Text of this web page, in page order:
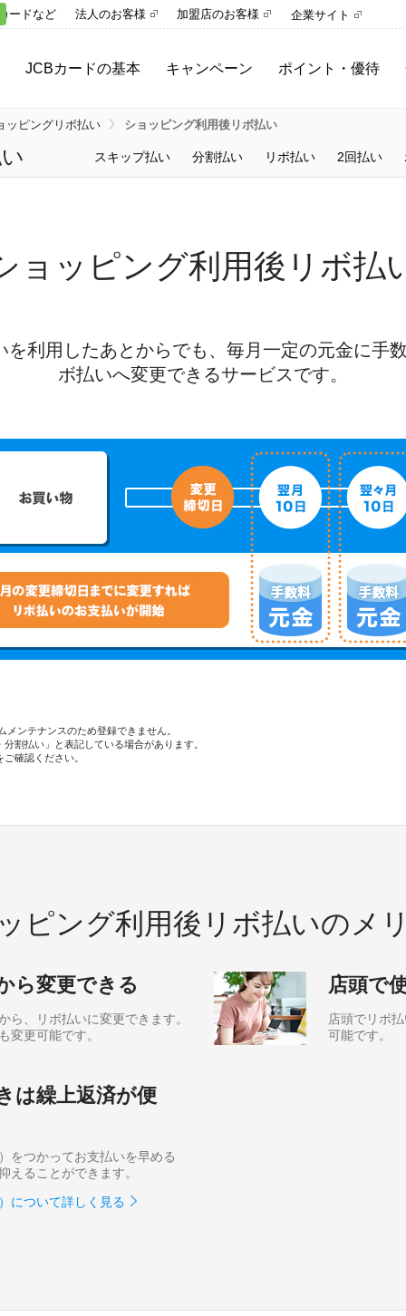
JCBカードの基本
ご利用ガイド
キャンペーン
キャンペーン一覧
ポイント・優待
優待サービス
ードなど 法人のお客様 加盟店のお客様 企業サイト
ッピングリボ払い ショッピング利用後リボ払い
スキップ払い 分割払い リボ払い 2回払い
ョッピング利用後リボ払
を利用したあとからでも、毎月一定の元金に手
ボ払いへ変更できるサービスです。
メンテナンスのため登録できません。
割払い」と表記している場合があります。
確認ください。
ピング利用後リボ払いのメ
ら変更できる
ら、リボ払いに変更できます。
変更可能です。
店頭で
店頭でリボ
可能です。
は繰上返済が便
をつかってお支払いを早める
えることができます。
について詳しく見る